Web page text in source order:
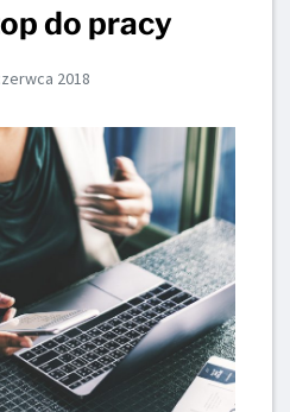
do pracy
2018